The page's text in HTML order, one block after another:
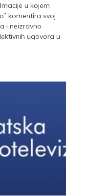
u kojem
komentira svoj
i neizravno
ugovora u